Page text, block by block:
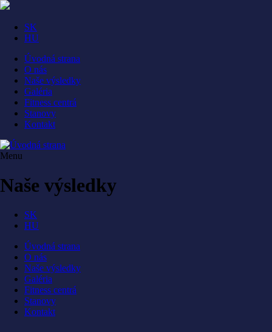
Skip
main
navigation
SK
HU
Main
navigation
Úvodná strana
O nás
Naše výsledky
Galéria
Fitness centrá
Stanovy
Kontakt
Menu
Naše výsledky
SK
HU
Main
navigation
Úvodná strana
O nás
Naše výsledky
Galéria
Fitness centrá
Stanovy
Kontakt